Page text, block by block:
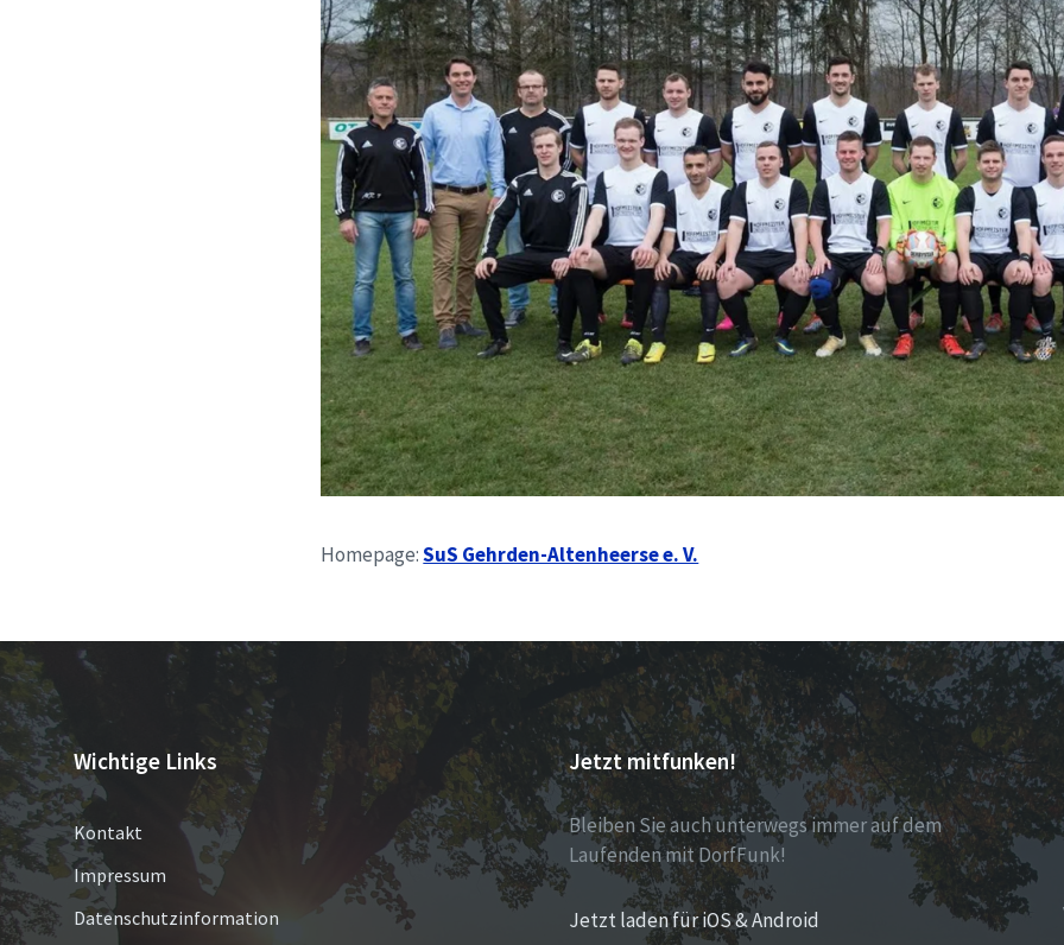
Homepage:SuS Gehrden-Altenheerse e. V.
Wichtige Links
Kontakt
Impressum
Datenschutzinformation
Jetzt mitfunken!
Bleiben Sie auch unterwegs immer auf dem
Laufenden mit DorfFunk!
Jetzt laden für iOS & Android